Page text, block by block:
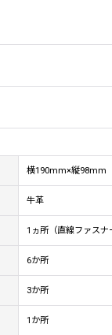
横190mm×縦
牛革
1ヵ所（直線ファスナ
6か所
3か所
1か所